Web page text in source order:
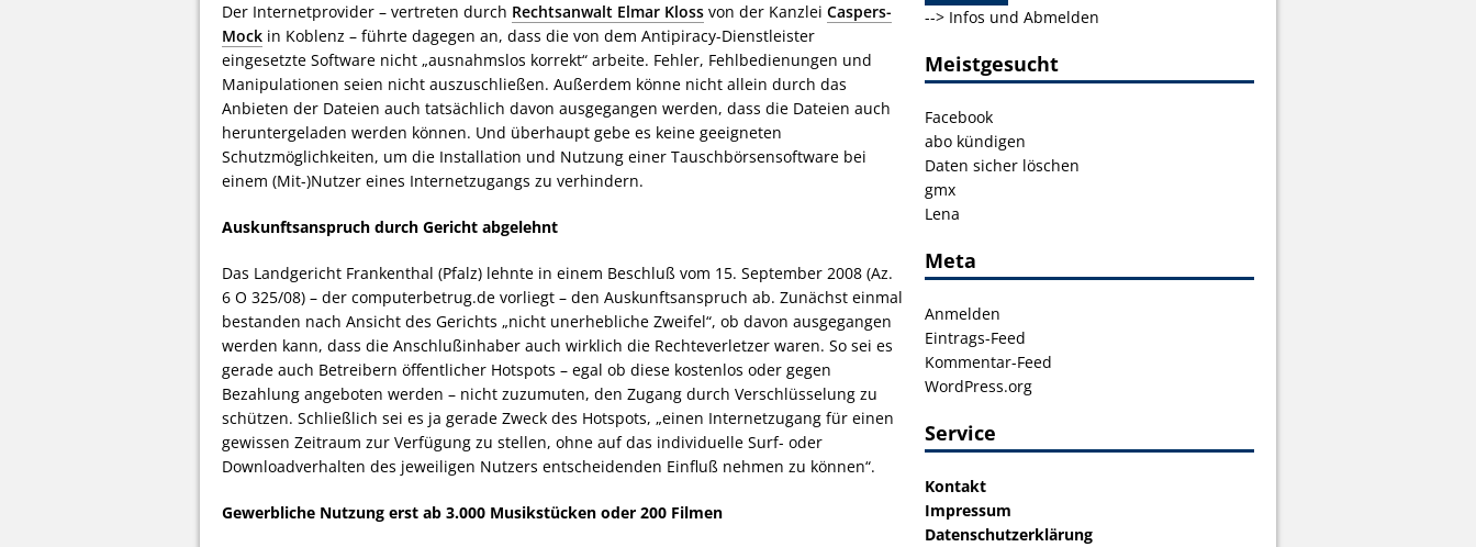
Der Internetprovider – vertreten durch Rechtsanwalt Elmar Kloss von der Kanzlei Caspers-
Mock in Koblenz – führte dagegen an, dass die von dem Antipiracy-Dienstleister
eingesetzte Software nicht „ausnahmslos korrekt“ arbeite. Fehler, Fehlbedienungen und
Manipulationen seien nicht auszuschließen. Außerdem könne nicht allein durch das
Anbieten der Dateien auch tatsächlich davon ausgegangen werden, dass die Dateien auch
heruntergeladen werden können. Und überhaupt gebe es keine geeigneten
Schutzmöglichkeiten, um die Installation und Nutzung einer Tauschbörsensoftware bei
einem (Mit-)Nutzer eines Internetzugangs zu verhindern.
Auskunftsanspruch durch Gericht abgelehnt
Das Landgericht Frankenthal (Pfalz) lehnte in einem Beschluß vom 15. September 2008 (Az.
6 O 325/08) – der computerbetrug.de vorliegt – den Auskunftsanspruch ab. Zunächst einmal
bestanden nach Ansicht des Gerichts „nicht unerhebliche Zweifel“, ob davon ausgegangen
werden kann, dass die Anschlußinhaber auch wirklich die Rechteverletzer waren. So sei es
gerade auch Betreibern öffentlicher Hotspots – egal ob diese kostenlos oder gegen
Bezahlung angeboten werden – nicht zuzumuten, den Zugang durch Verschlüsselung zu
schützen. Schließlich sei es ja gerade Zweck des Hotspots, „einen Internetzugang für einen
gewissen Zeitraum zur Verfügung zu stellen, ohne auf das individuelle Surf- oder
Downloadverhalten des jeweiligen Nutzers entscheidenden Einfluß nehmen zu können“.
Gewerbliche Nutzung erst ab 3.000 Musikstücken oder 200 Filmen
--> Infos und Abmelden
Meistgesucht
Facebook
abo kündigen
Daten sicher löschen
gmx
Lena
Meta
Anmelden
Eintrags-Feed
Kommentar-Feed
WordPress.org
Service
Kontakt
Impressum
Datenschutzerklärung